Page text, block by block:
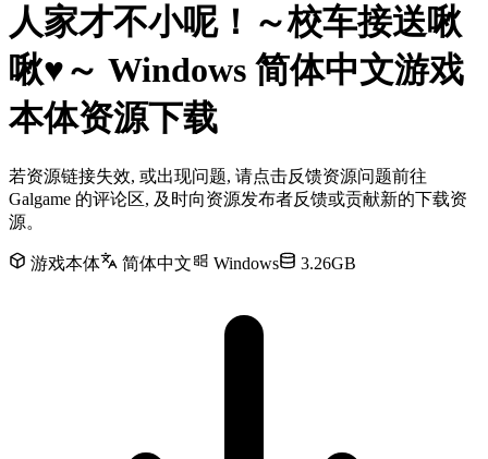
人家才不小呢！～校车接送啾
啾♥～ Windows 简体中文游戏
本体资源下载
若资源链接失效, 或出现问题, 请点击反馈资源问题前往
Galgame 的评论区, 及时向资源发布者反馈或贡献新的下载资
源。
游戏本体 简体中文 Windows 3.26GB